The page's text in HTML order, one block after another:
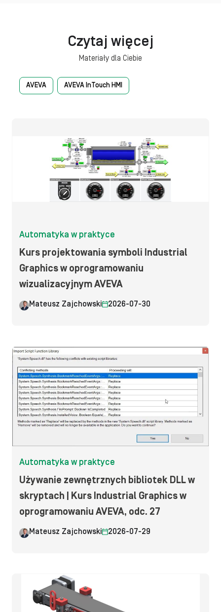
Czytaj więcej
Materiały dla Ciebie
AVEVA AVEVA InTouch HMI
Automatyka w praktyce
Kurs projektowania symboli Industrial
Graphics w oprogramowaniu
wizualizacyjnym AVEVA
Mateusz Zajchowski 2026-07-30
Automatyka w praktyce
Używanie zewnętrznych bibliotek DLL w
skryptach | Kurs Industrial Graphics w
oprogramowaniu AVEVA, odc. 27
Mateusz Zajchowski 2026-07-29